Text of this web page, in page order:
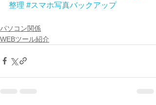
整理 #スマホ写真バックアップ
パソコン関係
WEBツール紹介